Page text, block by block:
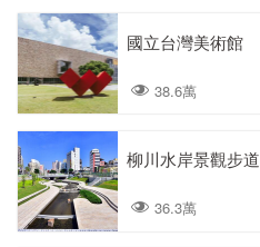
國立台灣美術館
38.6萬
柳川水岸景觀步道
36.3萬